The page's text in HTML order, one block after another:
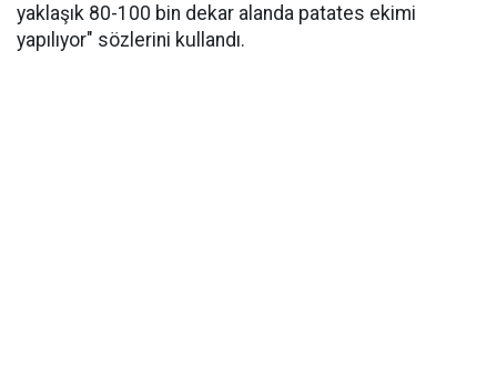
yaklaşık 80-100 bin dekar alanda patates ekimi
yapılıyor" sözlerini kullandı.